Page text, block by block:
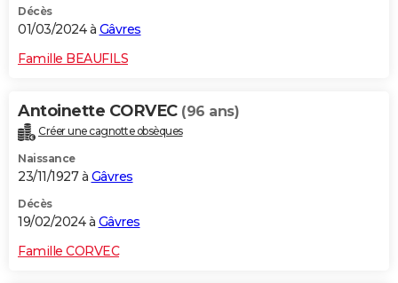
Décès
01/03/2024 à Gâvres
Famille BEAUFILS
Antoinette CORVEC (96 ans)
Créer une cagnotte obsèques
Naissance
23/11/1927 à Gâvres
Décès
19/02/2024 à Gâvres
Famille CORVEC